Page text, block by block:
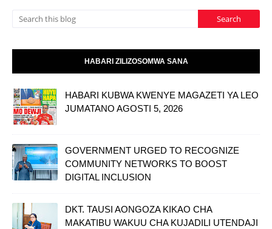
HABARI ZILIZOSOMWA SANA
HABARI KUBWA KWENYE MAGAZETI YA LEO
JUMATANO AGOSTI 5, 2026
GOVERNMENT URGED TO RECOGNIZE
COMMUNITY NETWORKS TO BOOST
DIGITAL INCLUSION
DKT. TAUSI AONGOZA KIKAO CHA
MAKATIBU WAKUU CHA KUJADILI UTENDAJI